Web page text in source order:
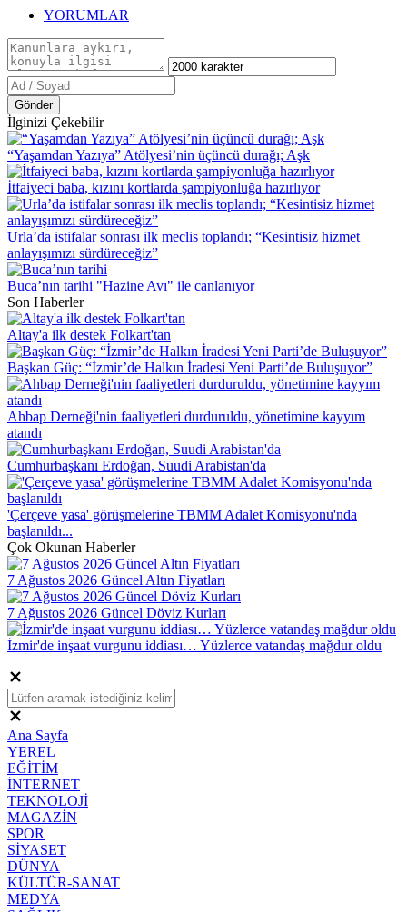
YORUMLAR
Gönder
İlginizi Çekebilir
“Yaşamdan Yazıya” Atölyesi’nin üçüncü durağı; Aşk
İtfaiyeci baba, kızını kortlarda şampiyonluğa hazırlıyor
Urla’da istifalar sonrası ilk meclis toplandı; “Kesintisiz hizmet
anlayışımızı sürdüreceğiz”
Buca’nın tarihi "Hazine Avı" ile canlanıyor
Son Haberler
Altay'a ilk destek Folkart'tan
Başkan Güç: “İzmir’de Halkın İradesi Yeni Parti’de Buluşuyor”
Ahbap Derneği'nin faaliyetleri durduruldu, yönetimine kayyım
atandı
Cumhurbaşkanı Erdoğan, Suudi Arabistan'da
'Çerçeve yasa' görüşmelerine TBMM Adalet Komisyonu'nda
başlanıldı...
Çok Okunan Haberler
7 Ağustos 2026 Güncel Altın Fiyatları
7 Ağustos 2026 Güncel Döviz Kurları
İzmir'de inşaat vurgunu iddiası… Yüzlerce vatandaş mağdur oldu
Ana Sayfa
YEREL
EĞİTİM
İNTERNET
TEKNOLOJİ
MAGAZİN
SPOR
SİYASET
DÜNYA
KÜLTÜR-SANAT
MEDYA